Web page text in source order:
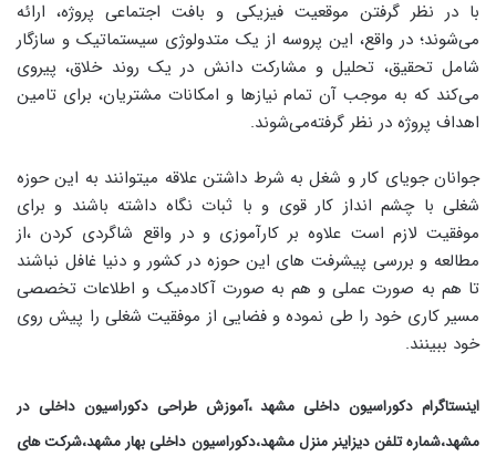
با در نظر گرفتن موقعیت فیزیکی و بافت اجتماعی پروژه، ارائه
می‌شوند؛ در واقع، این پروسه ‌از یک متدولوژی سیستماتیک و سازگار
شامل تحقیق، تحلیل و مشارکت دانش در یک روند خلاق، پیروی
می‌کند که به موجب آن تمام نیاز‌ها و امکانات مشتریان، برای تامین
اهداف پروژه در نظر گرفته‌می‌شوند.
جوانان جویای کار و شغل به شرط داشتن علاقه میتوانند به این حوزه
شغلی با چشم انداز کار قوی و با ثبات نگاه داشته باشند و برای
موفقیت لازم است علاوه بر کارآموزی و در واقع شاگردی کردن ،از
مطالعه و بررسی پیشرفت های این حوزه در کشور و دنیا غافل نباشند
تا هم به صورت عملی و هم به صورت آکادمیک و اطلاعات تخصصی
مسیر کاری خود را طی نموده و فضایی از موفقیت شغلی را پیش روی
خود ببینند.
اینستاگرام دکوراسیون داخلی مشهد ،آموزش طراحی دکوراسیون داخلی در
مشهد،شماره تلفن دیزاینر منزل مشهد،دکوراسیون داخلی بهار مشهد،شرکت های